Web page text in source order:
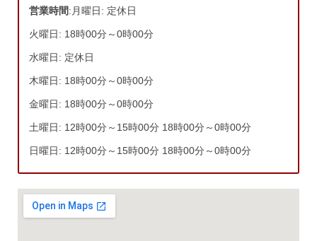
営業時間:月曜日: 定休日
火曜日: 18時00分～0時00分
水曜日: 定休日
木曜日: 18時00分～0時00分
金曜日: 18時00分～0時00分
土曜日: 12時00分～15時00分 18時00分～0時00分
日曜日: 12時00分～15時00分 18時00分～0時00分